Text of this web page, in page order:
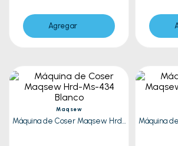
Agregar
Maqsew
Máquina de Coser Maqsew Hrd-
Máquina